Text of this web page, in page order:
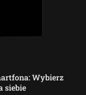
Wybierz
siebie